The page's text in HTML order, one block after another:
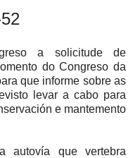
a solicitude de
do Congreso da
que informe sobre as
levar a cabo para
e mantemento
autovía que vertebra